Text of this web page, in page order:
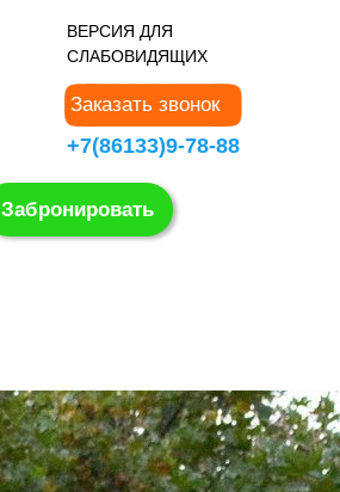
Заказать звонок
+7(86133)9-78-88
ВЕРСИЯ ДЛЯ
СЛАБОВИДЯЩИХ
Забронировать